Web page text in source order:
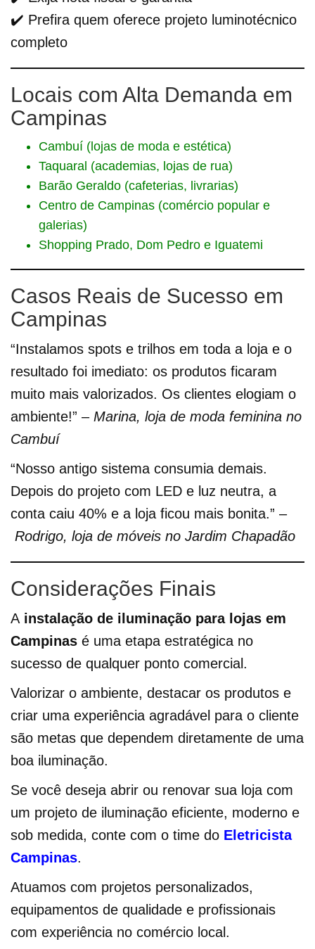
✔️ Prefira quem oferece projeto luminotécnico
completo
Locais com Alta Demanda em
Campinas
Cambuí (lojas de moda e estética)
Taquaral (academias, lojas de rua)
Barão Geraldo (cafeterias, livrarias)
Centro de Campinas (comércio popular e
galerias)
Shopping Prado, Dom Pedro e Iguatemi
Casos Reais de Sucesso em
Campinas
“Instalamos spots e trilhos em toda a loja e o
resultado foi imediato: os produtos ficaram
muito mais valorizados. Os clientes elogiam o
ambiente!” – Marina, loja de moda feminina no
Cambuí
“Nosso antigo sistema consumia demais.
Depois do projeto com LED e luz neutra, a
conta caiu 40% e a loja ficou mais bonita.” –
Rodrigo, loja de móveis no Jardim Chapadão
Considerações Finais
A instalação de iluminação para lojas em
Campinas é uma etapa estratégica no
sucesso de qualquer ponto comercial.
Valorizar o ambiente, destacar os produtos e
criar uma experiência agradável para o cliente
são metas que dependem diretamente de uma
boa iluminação.
Se você deseja abrir ou renovar sua loja com
um projeto de iluminação eficiente, moderno e
sob medida, conte com o time do Eletricista
Campinas.
Atuamos com projetos personalizados,
equipamentos de qualidade e profissionais
com experiência no comércio local.